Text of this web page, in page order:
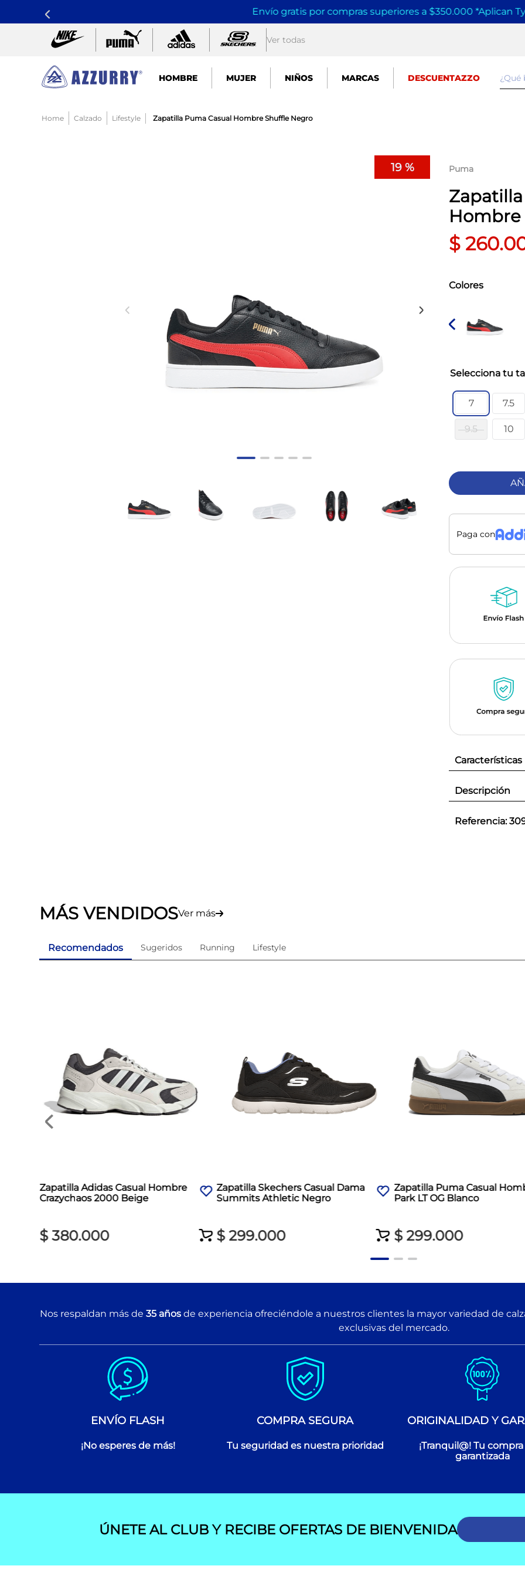
Envío gratis por compras superiores a $350.000 *Aplican
Ver todas
HOMBRE MUJER NIÑOS MARCAS DESCUENTAZZO
Calzado Lifestyle Zapatilla Puma Casual Hombre Shuffle Negro
19 % Puma
$ 260.
Colores
10
7 7.5
9.5
Paga con
Características
Descripción
Referencia:
MÁS VENDIDOSVer más
Recomendados Sugeridos Running Lifestyle
Zapatilla Adidas Casual Hombre
Crazychaos 2000 Beige
$ 380.000
Zapatilla Skechers Casual Dama
Summits Athletic Negro
$ 299.000
Zapatilla Puma Casual
Park LT OG Blanco
$ 299.000
Nos respaldan más de 35 años de experiencia ofreciéndole a nuestros clientes la mayor variedad de
exclusivas del mercado.
ENVÍO FLASH
¡No esperes de más!
COMPRA SEGURA
Tu seguridad es nuestra prioridad
ORIGINALIDAD Y
¡Tranquil@! Tu
garantizada
ÚNETE AL CLUB Y RECIBE OFERTAS DE BIENVENIDA
nike pacific